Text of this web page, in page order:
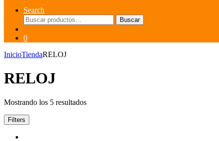
Search
Buscar
por:
Buscar
0
InicioTiendaRELOJ
RELOJ
Mostrando los 5 resultados
Filters